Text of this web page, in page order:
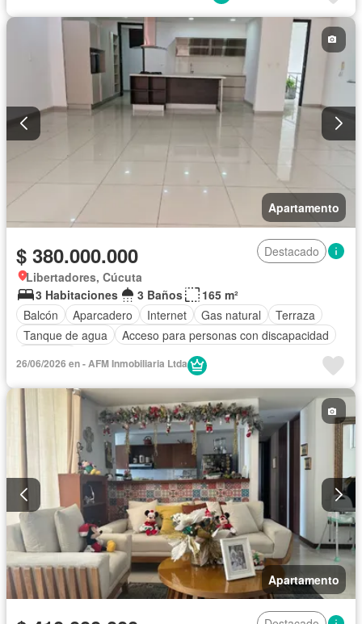
Apartamento
$ 380.000.000
Destacado
Libertadores, Cúcuta
3 Habitaciones
3 Baños
165 m²
Balcón
Aparcadero Internet Gas natural
Terraza
Tanque de agua
Acceso para personas con discapacidad
26/06/2026 en - AFM Inmobiliaria Ltda
Apartamento